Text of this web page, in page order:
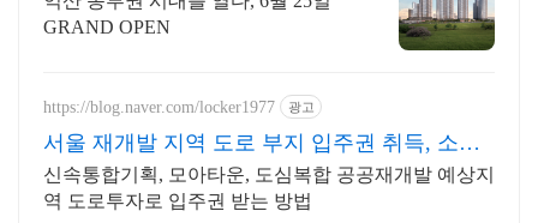
GRAND OPEN
https://blog.naver.com/locker1977 광고
서울 재개발 지역 도로 부지 입주권 취득, 소액
투자 가능
신속통합기획, 모아타운, 도심복합 공공재개발 예상지
역 도로투자로 입주권 받는 방법